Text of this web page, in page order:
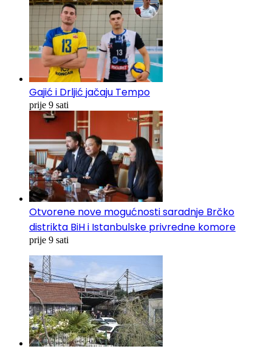
Gajić i Drljić jačaju Tempo
prije 9 sati
Otvorene nove mogućnosti saradnje Brčko
distrikta BiH i Istanbulske privredne komore
prije 9 sati